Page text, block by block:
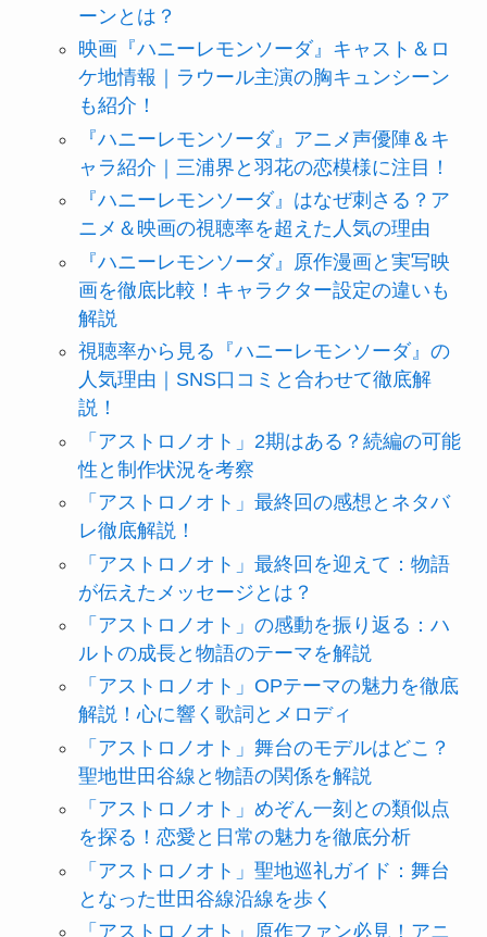
ーンとは？
映画『ハニーレモンソーダ』キャスト＆ロ
ケ地情報｜ラウール主演の胸キュンシーン
も紹介！
『ハニーレモンソーダ』アニメ声優陣＆キ
ャラ紹介｜三浦界と羽花の恋模様に注目！
『ハニーレモンソーダ』はなぜ刺さる？ア
ニメ＆映画の視聴率を超えた人気の理由
『ハニーレモンソーダ』原作漫画と実写映
画を徹底比較！キャラクター設定の違いも
解説
視聴率から見る『ハニーレモンソーダ』の
人気理由｜SNS口コミと合わせて徹底解
説！
「アストロノオト」2期はある？続編の可能
性と制作状況を考察
「アストロノオト」最終回の感想とネタバ
レ徹底解説！
「アストロノオト」最終回を迎えて：物語
が伝えたメッセージとは？
「アストロノオト」の感動を振り返る：ハ
ルトの成長と物語のテーマを解説
「アストロノオト」OPテーマの魅力を徹底
解説！心に響く歌詞とメロディ
「アストロノオト」舞台のモデルはどこ？
聖地世田谷線と物語の関係を解説
「アストロノオト」めぞん一刻との類似点
を探る！恋愛と日常の魅力を徹底分析
「アストロノオト」聖地巡礼ガイド：舞台
となった世田谷線沿線を歩く
「アストロノオト」原作ファン必見！アニ